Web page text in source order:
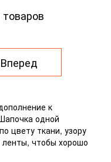
Вперед
к
одной
цвету ткани, узору
чтобы хорошо